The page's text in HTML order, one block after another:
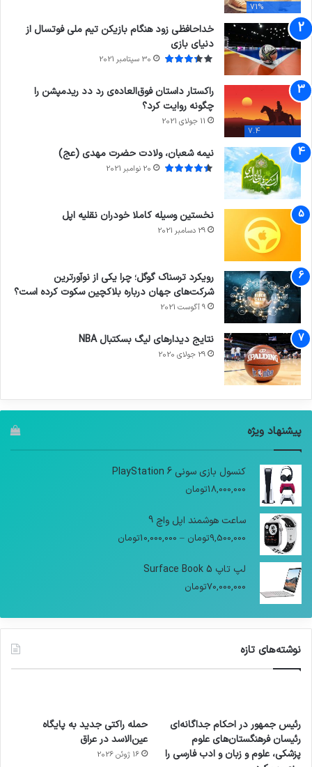
71%
خداحافظی زود هنگام بازیکن تیم ملی فوتسال از
دنیای بازی
30 سپتامبر 2021
7.4
راکستار داستان فوق‌العاده‌ی رد دد ریدمپشن را
چگونه روایت کرد؟
11 جولای 2021
نیمه شعبان، ولادت حضرت مهدی (عج)
20 نوامبر 2021
نخستین وسیله کاملا خودران نقلیه اپل
29 دسامبر 2021
رویکرد ترسناک گوگل؛ چرا یکی از نوآورترین
شرکت‌های جهان درباره بلاکچین سکوت کرده است؟
9 آگوست 2021
نتایج دیدار‌های لیگ بسکتبال NBA
29 جولای 2020
پیشنهاد ویژه
کنسول بازی سونی PlayStation 6
18,000,000تومان
ساعت هوشمند اپل واچ 9
9,500,000تومان –
10,000,000تومان
لپ تاپ Surface Book 5
70,000,000تومان
نوشته‌های تازه
رئیس جمهور در احکام جداگانه‌ای
رئیسان فرهنگستان‌های علوم
پزشکی، علوم و زبان و ادب فارسی را
حمله راکتی جدید به پایگاه
عین‌الاسد در عراق
16 ژوئن 2026